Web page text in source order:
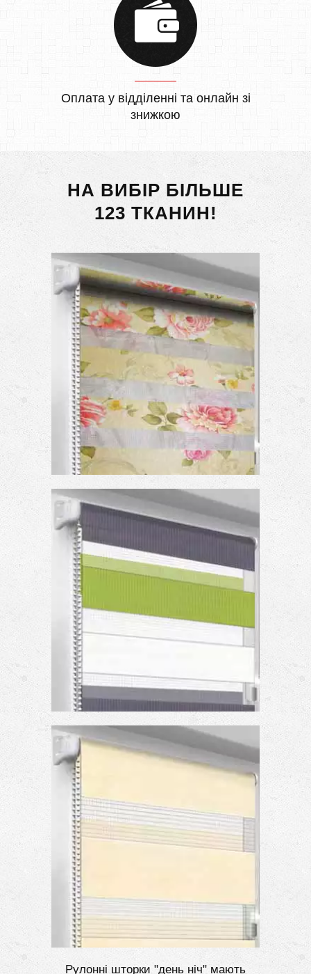
Оплата у відділенні та онлайн зі
знижкою
НА ВИБІР БІЛЬШЕ
123 ТКАНИН!
Рулонні шторки "день ніч" мають